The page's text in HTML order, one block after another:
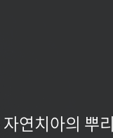
연치아의 뿌